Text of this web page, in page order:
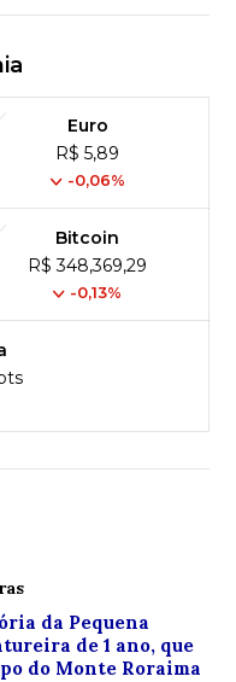
Euro
R$ 5,89
-0,06%
Bitcoin
R$ 348,369,29
-0,13%
da Pequena
de 1 ano, que
do Monte Roraima